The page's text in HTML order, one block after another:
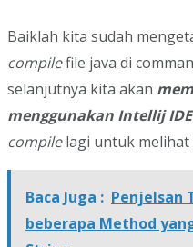
Baiklah kita sudah
compilefile java di
selanjutnya kita akan
menggunakan Intellij IDE
compilelagi untuk melihat
Baca Juga : Penjelsan
beberapa Method